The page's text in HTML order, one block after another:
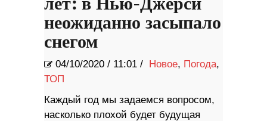
неожиданно засыпало
снегом
04/10/2020 / 11:01 / Новое, Погода,
ТОП
Каждый год мы задаемся вопросом,
насколько плохой будет будущая